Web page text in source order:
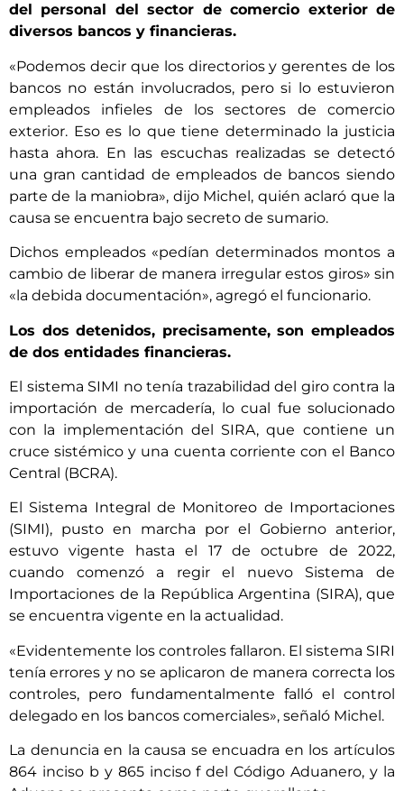
del personal del sector de comercio exterior de
diversos bancos y financieras.
«Podemos decir que los directorios y gerentes de los
bancos no están involucrados, pero si lo estuvieron
empleados infieles de los sectores de comercio
exterior. Eso es lo que tiene determinado la justicia
hasta ahora. En las escuchas realizadas se detectó
una gran cantidad de empleados de bancos siendo
parte de la maniobra», dijo Michel, quién aclaró que la
causa se encuentra bajo secreto de sumario.
Dichos empleados «pedían determinados montos a
cambio de liberar de manera irregular estos giros» sin
«la debida documentación», agregó el funcionario.
Los dos detenidos, precisamente, son empleados
de dos entidades financieras.
El sistema SIMI no tenía trazabilidad del giro contra la
importación de mercadería, lo cual fue solucionado
con la implementación del SIRA, que contiene un
cruce sistémico y una cuenta corriente con el Banco
Central (BCRA).
El Sistema Integral de Monitoreo de Importaciones
(SIMI), pusto en marcha por el Gobierno anterior,
estuvo vigente hasta el 17 de octubre de 2022,
cuando comenzó a regir el nuevo Sistema de
Importaciones de la República Argentina (SIRA), que
se encuentra vigente en la actualidad.
«Evidentemente los controles fallaron. El sistema SIRI
tenía errores y no se aplicaron de manera correcta los
controles, pero fundamentalmente falló el control
delegado en los bancos comerciales», señaló Michel.
La denuncia en la causa se encuadra en los artículos
864 inciso b y 865 inciso f del Código Aduanero, y la